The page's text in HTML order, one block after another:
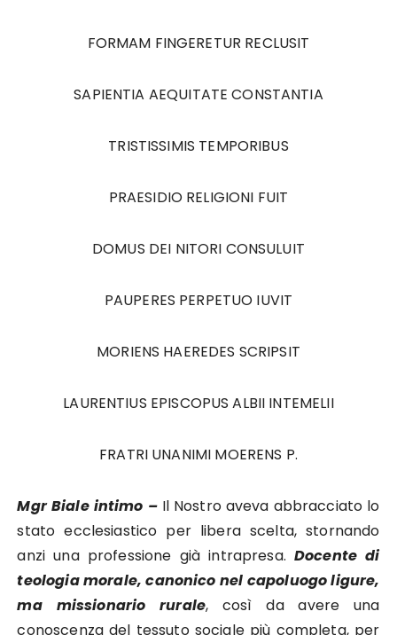
FORMAM FINGERETUR RECLUSIT
SAPIENTIA AEQUITATE CONSTANTIA
TRISTISSIMIS TEMPORIBUS
PRAESIDIO RELIGIONI FUIT
DOMUS DEI NITORI CONSULUIT
PAUPERES PERPETUO IUVIT
MORIENS HAEREDES SCRIPSIT
LAURENTIUS EPISCOPUS ALBII INTEMELII
FRATRI UNANIMI MOERENS P.
Mgr Biale intimo –Il Nostro aveva abbracciato lo
stato ecclesiastico per libera scelta, stornando
anzi una professione già intrapresa. Docente di
teologia morale, canonico nel capoluogo ligure,
ma missionario rurale, così da avere una
conoscenza del tessuto sociale più completa, per